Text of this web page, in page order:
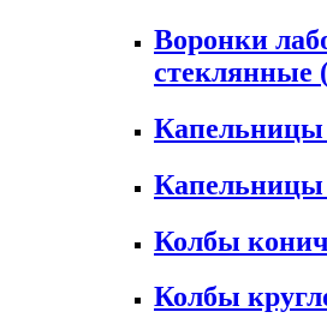
Воронки
стеклянные
Колбы
Колбы